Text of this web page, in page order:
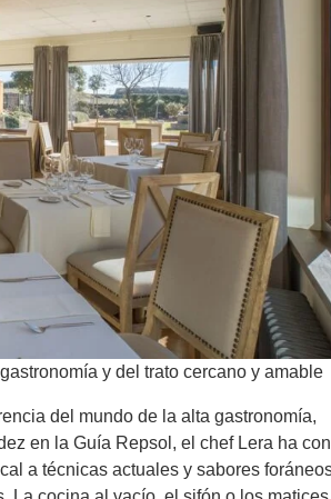
y del trato cercano y amable
del mundo de la alta gastronomía,
en la Guía Repsol, el chef Lera ha
a técnicas actuales y sabores